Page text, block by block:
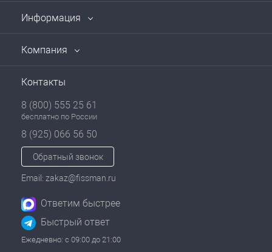
Информация
Компания
Контакты
8 (800) 555 25 61
бесплатно по России
8 (925) 066 56 50
Обратный звонок
Email: zakaz@fissman.ru
Ответим быстрее
Быстрый ответ
Ежедневно: с 09:00 до 21:00